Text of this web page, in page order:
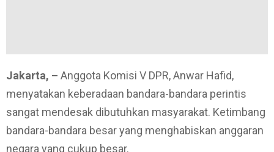
Jakarta, – Anggota Komisi V DPR, Anwar Hafid,
menyatakan keberadaan bandara-bandara perintis
sangat mendesak dibutuhkan masyarakat. Ketimbang
bandara-bandara besar yang menghabiskan anggaran
negara yang cukup besar.